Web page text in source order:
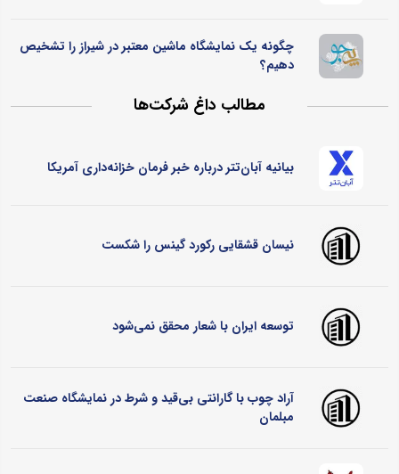
چگونه یک نمایشگاه ماشین معتبر در شیراز را تشخیص
دهیم؟
مطالب داغ شرکت‌ها
بیانیه آبان‌تتر درباره خبر فرمان خزانه‌داری آمریکا
نیسان قشقایی رکورد گینس را شکست
توسعه ایران با شعار محقق نمی‌شود
آراد چوب با گارانتی بی‌قید و شرط در نمایشگاه صنعت
مبلمان